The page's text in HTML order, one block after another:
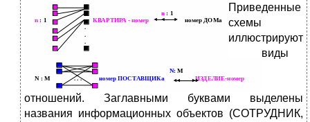
Приведенные
схемы
иллюстрируют
виды
отношений. Заглавными буквами выделены
названия информационных объектов (СОТРУДНИК,